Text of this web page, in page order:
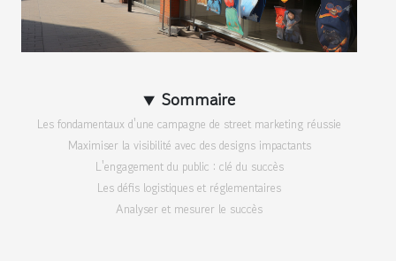
Sommaire
Les fondamentaux d'une campagne de street marketing réussie
Maximiser la visibilité avec des designs impactants
L'engagement du public : clé du succès
Les défis logistiques et réglementaires
Analyser et mesurer le succès